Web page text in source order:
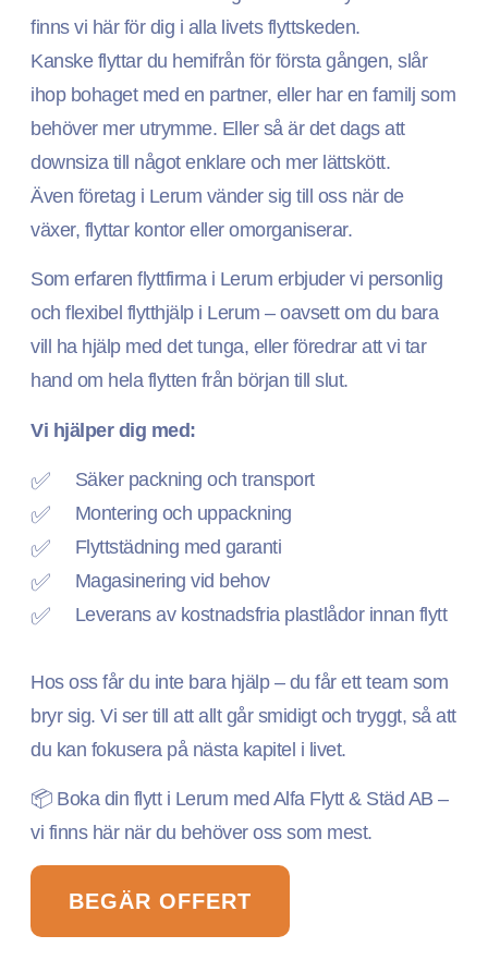
finns vi här för dig i alla livets flyttskeden.
Kanske flyttar du hemifrån för första gången, slår
ihop bohaget med en partner, eller har en familj som
behöver mer utrymme. Eller så är det dags att
downsiza till något enklare och mer lättskött.
Även företag i Lerum vänder sig till oss när de
växer, flyttar kontor eller omorganiserar.
Som erfaren flyttfirma i Lerum erbjuder vi personlig
och flexibel flytthjälp i Lerum – oavsett om du bara
vill ha hjälp med det tunga, eller föredrar att vi tar
hand om hela flytten från början till slut.
Vi hjälper dig med:
Säker packning och transport
Montering och uppackning
Flyttstädning med garanti
Magasinering vid behov
Leverans av kostnadsfria plastlådor innan flytt
Hos oss får du inte bara hjälp – du får ett team som
bryr sig. Vi ser till att allt går smidigt och tryggt, så att
du kan fokusera på nästa kapitel i livet.
📦 Boka din flytt i Lerum med Alfa Flytt & Städ AB –
vi finns här när du behöver oss som mest.
BEGÄR OFFERT